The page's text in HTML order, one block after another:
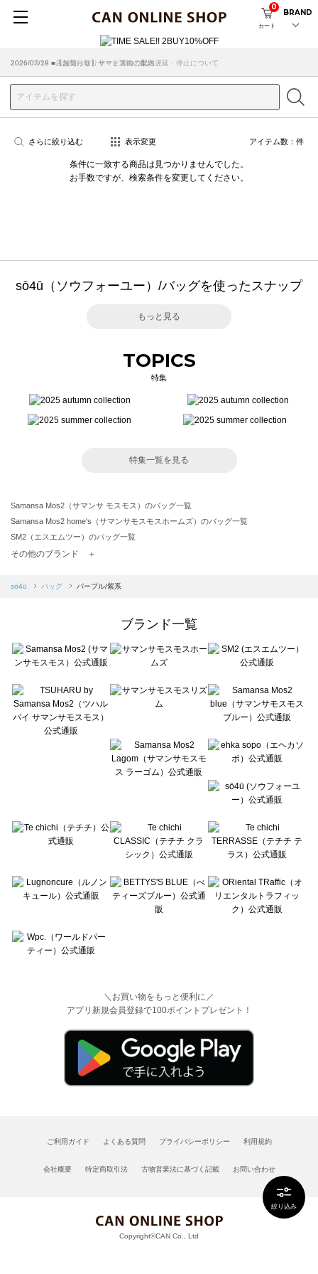
カート
0
BRAND
2026/07/29 ■【お知らせ】ヤマト運輸の配送遅延・停止について
2026/03/18 ■店舗受け取りサービスのご案内
絞り込み
さらに絞り込む 表示変更 アイテム数： 件
条件に一致する商品は見つかりませんでした。
お手数ですが、検索条件を変更してください。
sō4ū（ソウフォーユー）/バッグを使ったスナップ
もっと見る
TOPICS
特集
特集一覧を見る
Samansa Mos2（サマンサ モスモス）のバッグ一覧
Samansa Mos2 home's（サマンサモスモスホームズ）のバッグ一覧
SM2（エスエムツー）のバッグ一覧
TSUHARU by Samansa Mos2（ツハルバイサマンサモスモス）のバッグ一覧
Samansa Mos2 blue（サマンサモスモス ブルー）のバッグ一覧
sō4ū（ソウフォーユー）のバッグ一覧
Te chichi（テチチ）のバッグ一覧
Te chichi CLASSIC（テチチ クラシック）のバッグ一覧
Lugnoncure（ルノンキュール）のバッグ一覧
BETTY'S BLUE（べティーズブルー）のバッグ一覧
Wpc.（ワールドパーティー）のバッグ一覧
その他のブランド ＋
sō4ū バッグ パープル/紫系
ブランド一覧
＼お買い物をもっと便利に／
アプリ新規会員登録で100ポイントプレゼント！
ご利用ガイド よくある質問 プライバシーポリシー 利用規約
会社概要 特定商取引法 古物営業法に基づく記載 お問い合わせ
Copyright©CAN Co., Ltd